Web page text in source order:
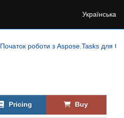
Українська
Початок роботи з Aspose.Tasks для C
Pricing Buy